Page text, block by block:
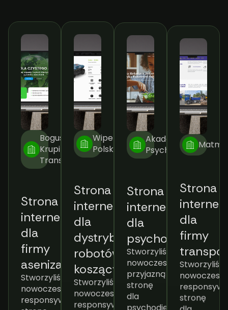
Bogusław
Krupiński
Transport
Strona
internetowa
dla
firmy
asenizacyjnej
Stworzyliśmy
nowoczesną,
responsywną
Wiper
Polska
Strona
internetowa
dla
dystrybutora
robotów
koszących
Stworzyliśmy
nowoczesną,
responsywną
Akademia
Psychodietetyka
Strona
internetowa
dla
psychodietetyka
Stworzyliśmy
nowoczesną,
przyjazną
stronę
dla
psychodietetyka,
Strona
dla
firmy
stronę
dla